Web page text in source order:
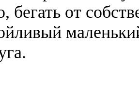
бегать от